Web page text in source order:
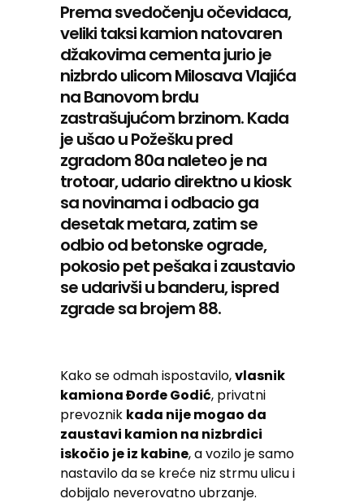
Prema svedočenju očevidaca,
veliki taksi kamion natovaren
džakovima cementa jurio je
nizbrdo ulicom Milosava Vlajića
na Banovom brdu
zastrašujućom brzinom. Kada
je ušao u Požešku pred
zgradom 80a naleteo je na
trotoar, udario direktno u kiosk
sa novinama i odbacio ga
desetak metara, zatim se
odbio od betonske ograde,
pokosio pet pešaka i zaustavio
se udarivši u banderu, ispred
zgrade sa brojem 88.
Kako se odmah ispostavilo,vlasnik
kamiona Đorđe Godić, privatni
prevoznik kada nije mogao da
zaustavi kamion na nizbrdici
iskočio je iz kabine, a vozilo je samo
nastavilo da se kreće niz strmu ulicu i
dobijalo neverovatno ubrzanje.